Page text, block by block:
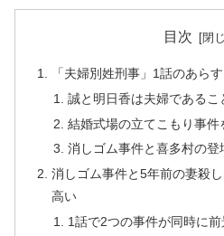
目次
「夫婦別姓刑事」1話のあら
誠と明日香は夫婦であるこ
結婚式場の立てこもり事件
消しゴム事件と喜多村の
消しゴム事件と5年前の妻殺
高い
1話で2つの事件が同時に